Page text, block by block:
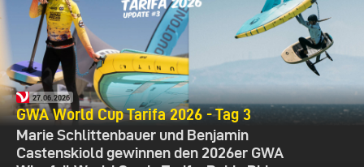
27.06.2026
GWA World Cup Tarifa 2026 - Tag 3
Marie Schlittenbauer und Benjamin
Castenskiold gewinnen den 2026er GWA